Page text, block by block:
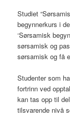
Studiet
begynnerkurs i
‘Sørsamisk
sørsamisk og
sørsamisk og få
Studenter som
fortrinn ved
kan tas opp til
tilsvarende nivå